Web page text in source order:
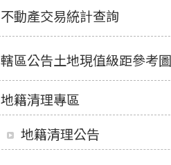
不動產交易統計查詢
轄區公告土地現值級距參考圖
地籍清理專區
地籍清理公告